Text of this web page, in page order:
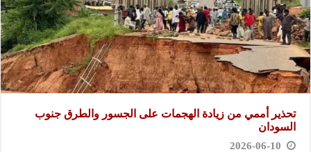
تحذير أممي من زيادة الهجمات على الجسور والطرق جنوب
السودان
2026-06-10